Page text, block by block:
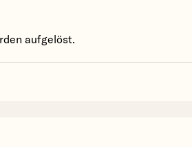
aufgelöst.